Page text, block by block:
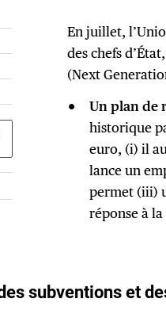
En juillet,
des chefs
(Next
Un plan de
historique
euro, (i) il
lance un
permet (iii)
réponse à